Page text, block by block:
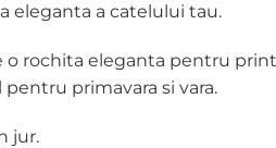
eleganta a catelului tau.
rochita eleganta pentru
primavara si vara.
jur.